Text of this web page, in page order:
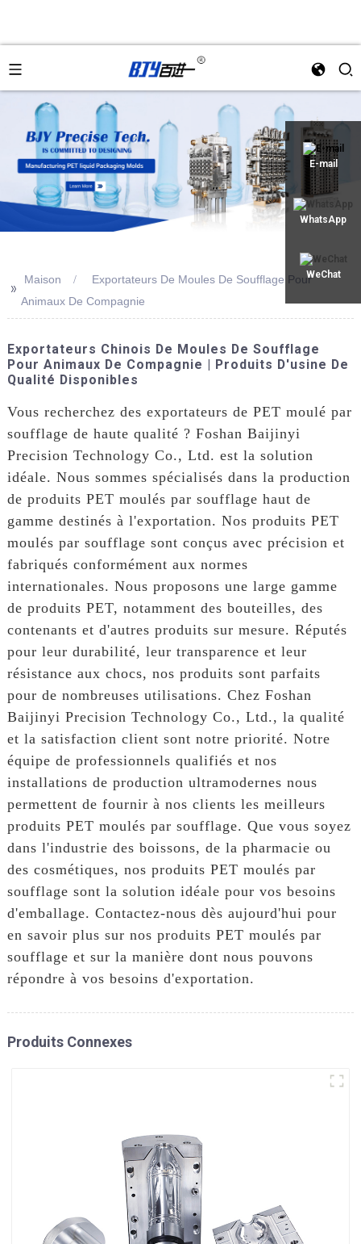
E-mail
WhatsApp
WeChat
>> Maison
Exportateurs De Moules De Soufflage Pour
Animaux De Compagnie
Exportateurs Chinois De Moules De Soufflage
Pour Animaux De Compagnie | Produits D'usine De
Qualité Disponibles
Vous recherchez des exportateurs de PET moulé par
soufflage de haute qualité ? Foshan Baijinyi
Precision Technology Co., Ltd. est la solution
idéale. Nous sommes spécialisés dans la production
de produits PET moulés par soufflage haut de
gamme destinés à l'exportation. Nos produits PET
moulés par soufflage sont conçus avec précision et
fabriqués conformément aux normes
internationales. Nous proposons une large gamme
de produits PET, notamment des bouteilles, des
contenants et d'autres produits sur mesure. Réputés
pour leur durabilité, leur transparence et leur
résistance aux chocs, nos produits sont parfaits
pour de nombreuses utilisations. Chez Foshan
Baijinyi Precision Technology Co., Ltd., la qualité
et la satisfaction client sont notre priorité. Notre
équipe de professionnels qualifiés et nos
installations de production ultramodernes nous
permettent de fournir à nos clients les meilleurs
produits PET moulés par soufflage. Que vous soyez
dans l'industrie des boissons, de la pharmacie ou
des cosmétiques, nos produits PET moulés par
soufflage sont la solution idéale pour vos besoins
d'emballage. Contactez-nous dès aujourd'hui pour
en savoir plus sur nos produits PET moulés par
soufflage et sur la manière dont nous pouvons
répondre à vos besoins d'exportation.
Produits Connexes